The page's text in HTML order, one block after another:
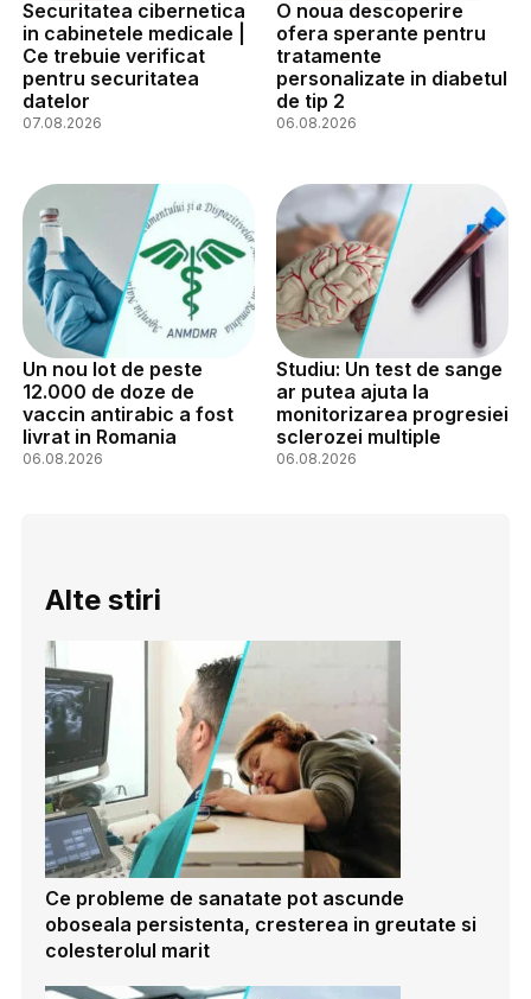
Securitatea cibernetica
in cabinetele medicale |
Ce trebuie verificat
pentru securitatea
datelor
07.08.2026
O noua descoperire
ofera sperante pentru
tratamente
personalizate in diabetul
de tip 2
06.08.2026
Un nou lot de peste
12.000 de doze de
vaccin antirabic a fost
livrat in Romania
06.08.2026
Studiu: Un test de sange
ar putea ajuta la
monitorizarea progresiei
sclerozei multiple
06.08.2026
Alte stiri
Ce probleme de sanatate pot ascunde
oboseala persistenta, cresterea in greutate si
colesterolul marit